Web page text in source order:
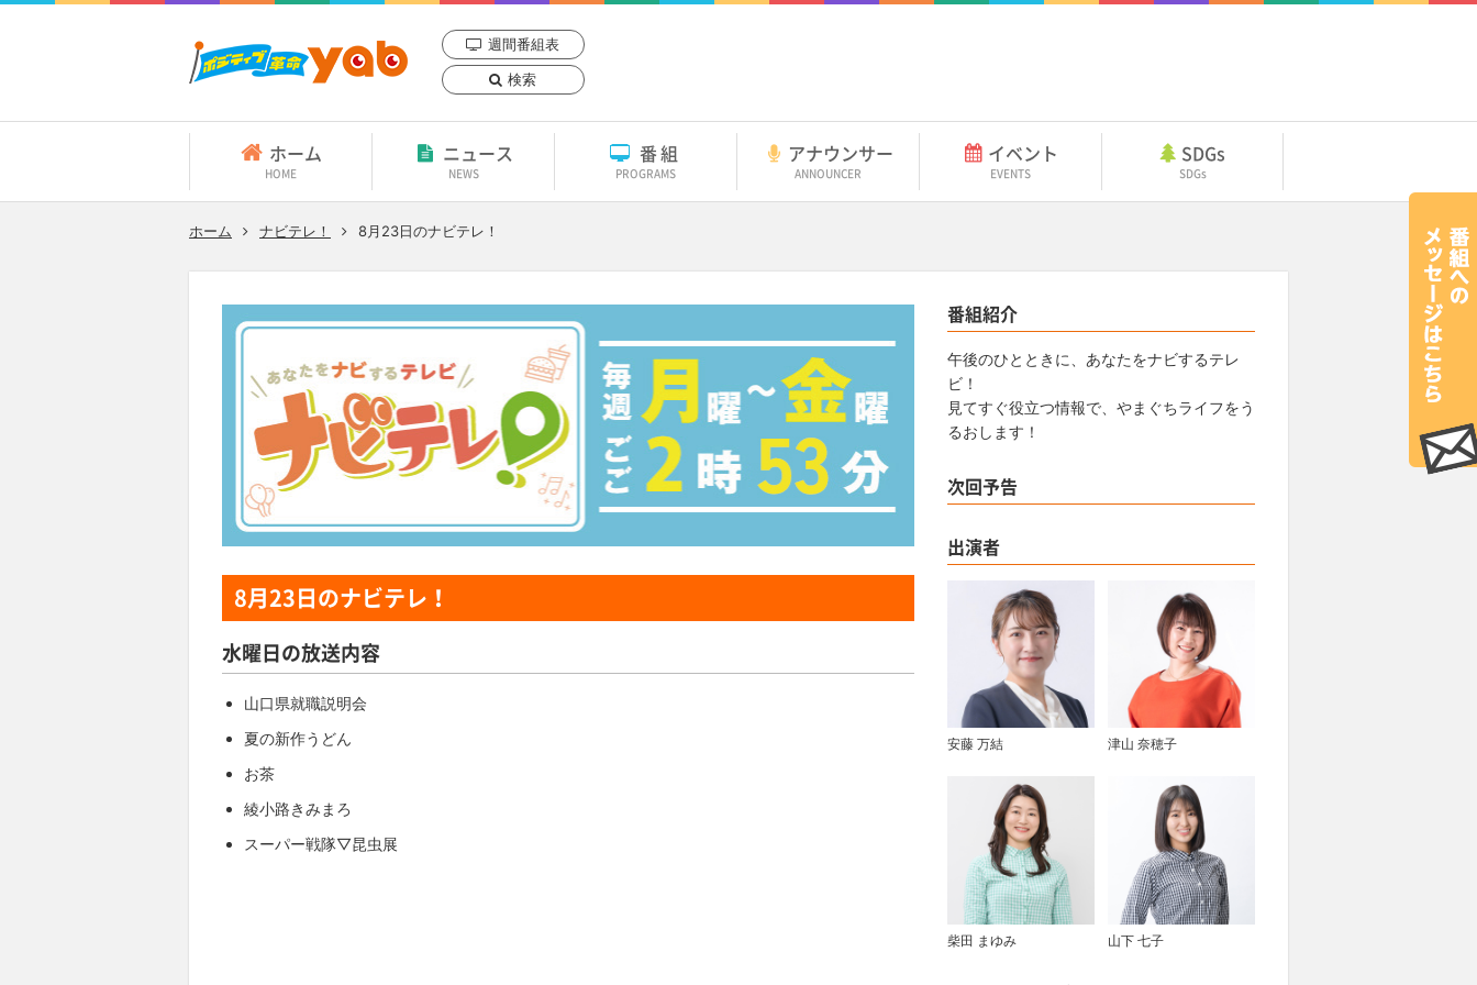
週間番組表
検索
ホーム
HOME
ニュース
NEWS
番組
PROGRAMS
アナウンサー
ANNOUNCER
イベント
EVENTS
SDGs
SDGs
ホーム ナビテレ！ 8月23日のナビテレ！
8月23日のナビテレ！
水曜日の放送内容
山口県就職説明会
夏の新作うどん
お茶
綾小路きみまろ
スーパー戦隊▽昆虫展
番組紹介
午後のひとときに、あなたをナビするテレ
ビ！
見てすぐ役立つ情報で、やまぐちライフをう
るおします！
次回予告
出演者
安藤 万結 津山 奈穂子
柴田 まゆみ 山下 七子